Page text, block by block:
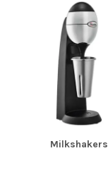
Milkshakers